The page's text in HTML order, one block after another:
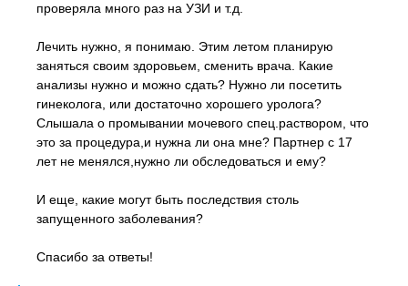
проверяла много раз на УЗИ и т.д.
Лечить нужно, я понимаю. Этим летом планирую
заняться своим здоровьем, сменить врача. Какие
анализы нужно и можно сдать? Нужно ли посетить
гинеколога, или достаточно хорошего уролога?
Слышала о промывании мочевого спец.раствором, что
это за процедура,и нужна ли она мне? Партнер с 17
лет не менялся,нужно ли обследоваться и ему?
И еще, какие могут быть последствия столь
запущенного заболевания?
Спасибо за ответы!